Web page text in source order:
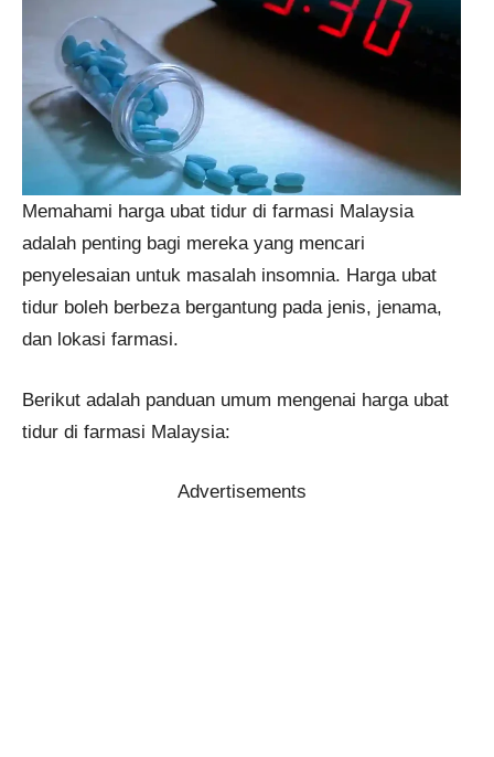
Memahami harga ubat tidur di farmasi Malaysia
adalah penting bagi mereka yang mencari
penyelesaian untuk masalah insomnia. Harga ubat
tidur boleh berbeza bergantung pada jenis, jenama,
dan lokasi farmasi.
Berikut adalah panduan umum mengenai harga ubat
tidur di farmasi Malaysia:
Advertisements